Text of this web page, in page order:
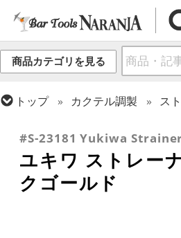
商品カテゴリを見る
トップ カクテル調製
ス
#S-23181 Yukiwa
ユキワ ストレー
クゴールド